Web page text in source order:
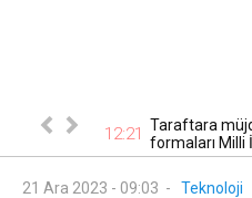
için kritik 12:21 Taraftara
formaları Milli
21 Ara 2023 - 09:03 - Teknoloji